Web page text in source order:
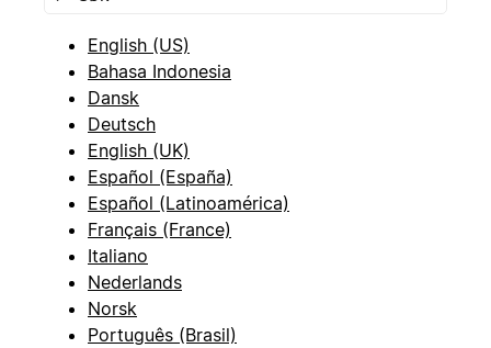
English (US)
Bahasa Indonesia
Dansk
Deutsch
English (UK)
Español (España)
Español (Latinoamérica)
Français (France)
Italiano
Nederlands
Norsk
Português (Brasil)